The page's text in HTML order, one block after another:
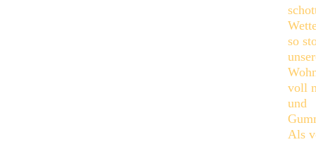
so
voll
und
Als